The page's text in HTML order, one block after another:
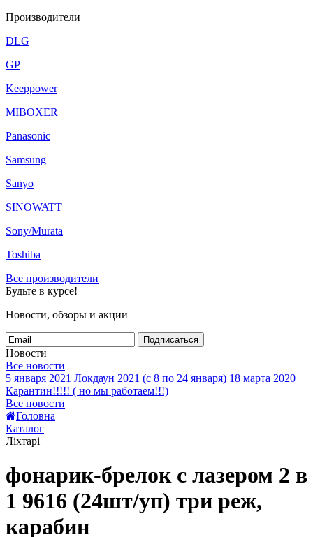
Производители
DLG
GP
Keeppower
MIBOXER
Panasonic
Samsung
Sanyo
SINOWATT
Sony/Murata
Toshiba
Все производители
Будьте в курсе!
Новости, обзоры и акции
Подписаться
Новости
Все новости
5 января 2021 Локдаун 2021 (с 8 по 24 января) 18 марта 2020
Карантин!!!!! ( но мы работаем!!!)
Все новости
Головна
Каталог
Ліхтарі
фонарик-брелок с лазером 2 в
1 9616 (24шт/уп) три реж,
карабин